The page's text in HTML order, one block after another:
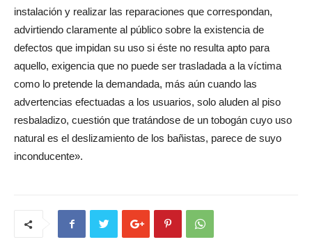
instalación y realizar las reparaciones que correspondan,
advirtiendo claramente al público sobre la existencia de
defectos que impidan su uso si éste no resulta apto para
aquello, exigencia que no puede ser trasladada a la víctima
como lo pretende la demandada, más aún cuando las
advertencias efectuadas a los usuarios, solo aluden al piso
resbaladizo, cuestión que tratándose de un tobogán cuyo uso
natural es el deslizamiento de los bañistas, parece de suyo
inconducente».